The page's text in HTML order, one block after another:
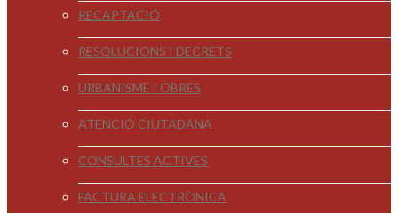
RECAPTACIÓ
RESOLUCIONS I DECRETS
URBANISME I OBRES
ATENCIÓ CIUTADANA
CONSULTES ACTIVES
FACTURA ELECTRÒNICA